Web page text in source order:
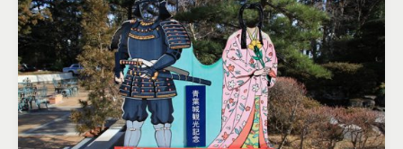
投稿する